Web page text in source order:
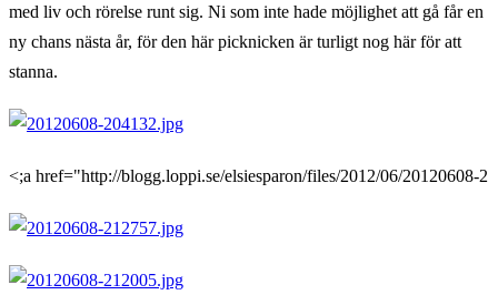
med liv och rörelse runt sig. Ni som inte hade möjlighet att gå får en
ny chans nästa år, för den här picknicken är turligt nog här för att
stanna.
<;a href="http://blogg.loppi.se/elsiesparon/files/2012/06/20120608-2